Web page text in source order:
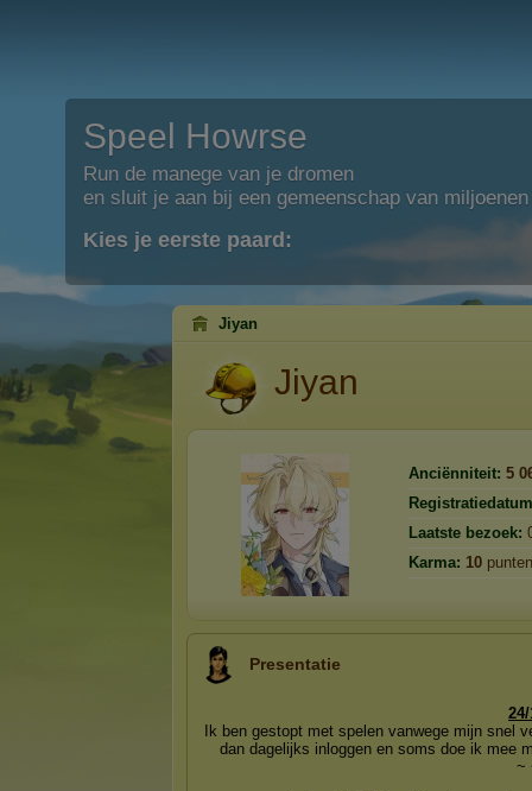
Speel Howrse
Run de manege van je dromen
en sluit je aan bij een gemeenschap van
Kies je eerste paard:
Jiyan
Jiyan
Anciënniteit: 5
Laatste bezoek:
Karma: 10 punten
Presentatie